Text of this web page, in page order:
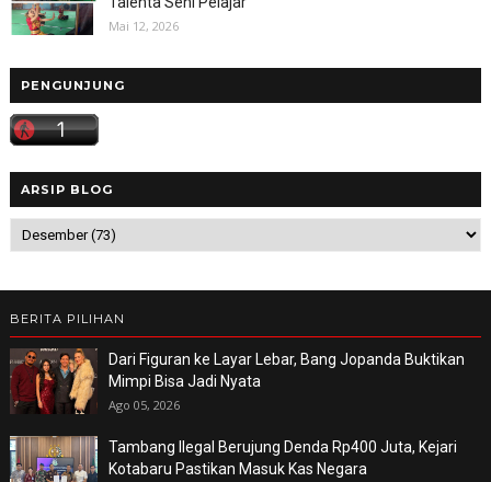
Mai 12, 2026
PENGUNJUNG
ARSIP BLOG
BERITA PILIHAN
Dari Figuran ke Layar Lebar, Bang Jopanda Buktikan
Mimpi Bisa Jadi Nyata
Ago 05, 2026
Tambang Ilegal Berujung Denda Rp400 Juta, Kejari
Kotabaru Pastikan Masuk Kas Negara